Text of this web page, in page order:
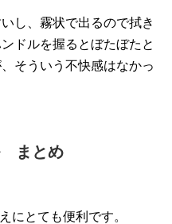
し、霧状で出るので拭き
ドルを握るとぼたぼたと
そういう不快感はなかっ
まとめ
にとても便利です。